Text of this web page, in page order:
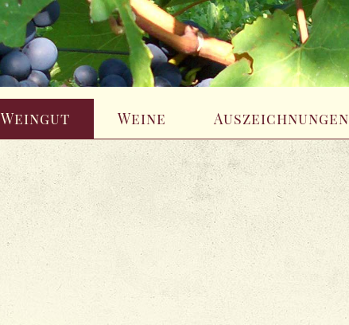
Weingut Weine Auszeichnungen